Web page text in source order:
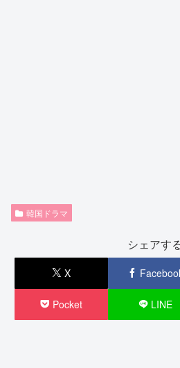
韓国ドラマ
シェアす
X
Pocket LINE